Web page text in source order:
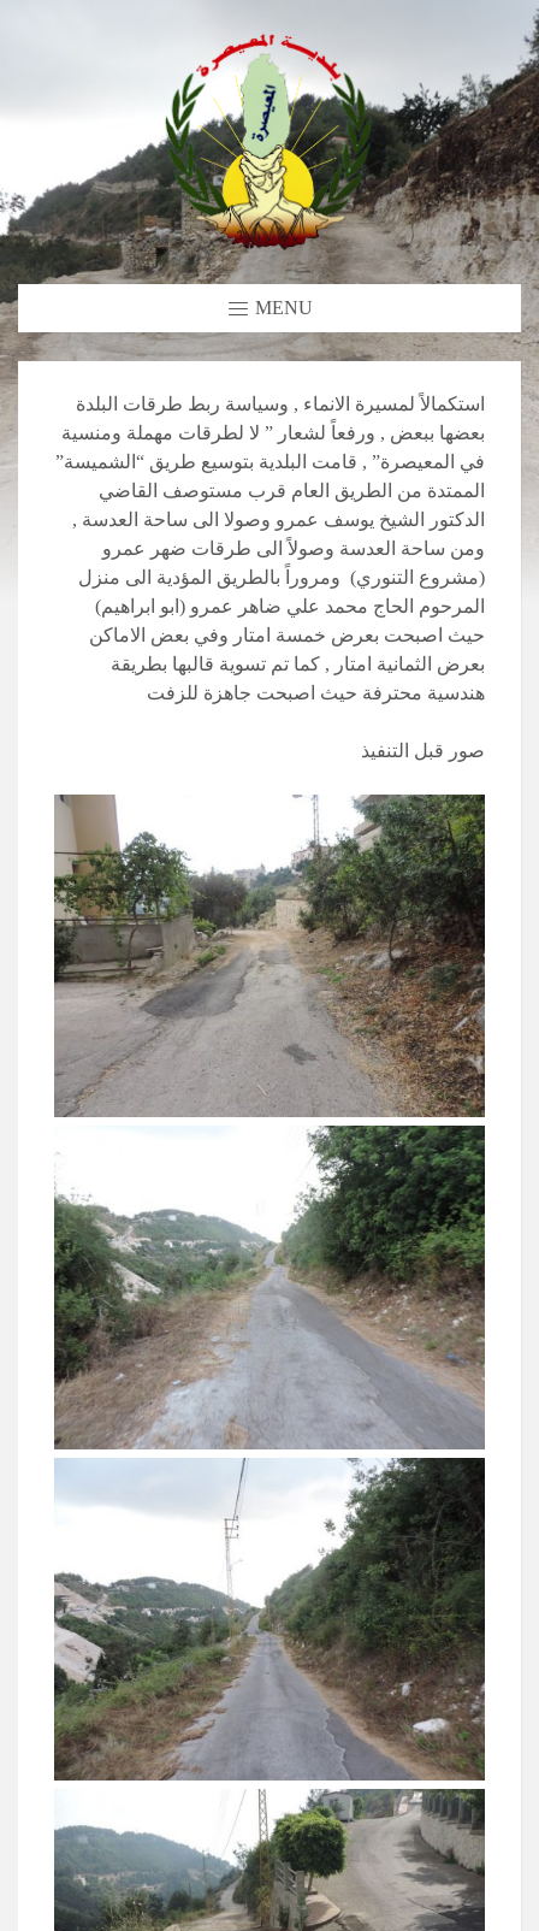
MENU
استكمالاً لمسيرة الانماء , وسياسة ربط طرقات البلدة
بعضها ببعض , ورفعاً لشعار ” لا لطرقات مهملة ومنسية
في المعيصرة” , قامت البلدية بتوسيع طريق “الشميسة”
الممتدة من الطريق العام قرب مستوصف القاضي
الدكتور الشيخ يوسف عمرو وصولا الى ساحة العدسة ,
ومن ساحة العدسة وصولاً الى طرقات ضهر عمرو
(مشروع التنوري) ومروراً بالطريق المؤدية الى منزل
المرحوم الحاج محمد علي ضاهر عمرو (ابو ابراهيم)
حيث اصبحت بعرض خمسة امتار وفي بعض الاماكن
بعرض الثمانية امتار , كما تم تسوية قالبها بطريقة
هندسية محترفة حيث اصبحت جاهزة للزفت
صور قبل التنفيذ